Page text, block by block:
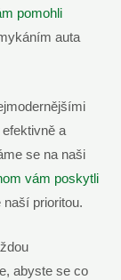
pomohli
auta
a
se na naši
vám poskytli
naší prioritou.
abyste se co